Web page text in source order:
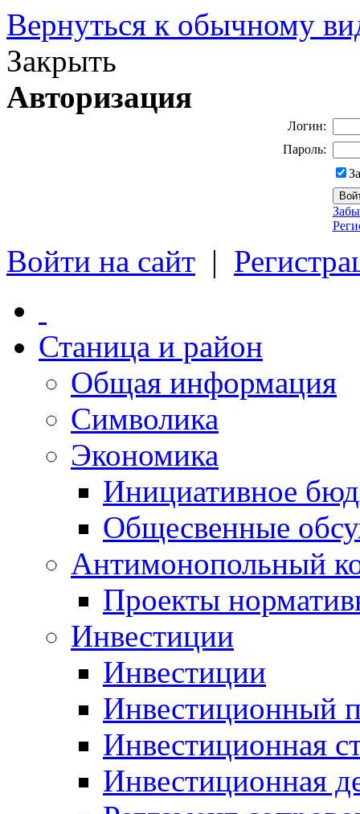
Вернуться к обычному
Закрыть
Авторизация
Логин:
Пароль:
Войти на сайт |
Станица и район
Общая информация
Символика
Экономика
Инициативное
Общесвенные
Антимонопольный
Проекты
Инвестиции
Инвестиции
Инвестиционный
Инвестиционная
Инвестиционная